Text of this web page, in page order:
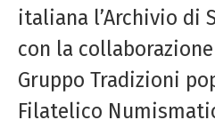
italiana l’Archivio di
con la collaborazione
Gruppo Tradizioni
Filatelico